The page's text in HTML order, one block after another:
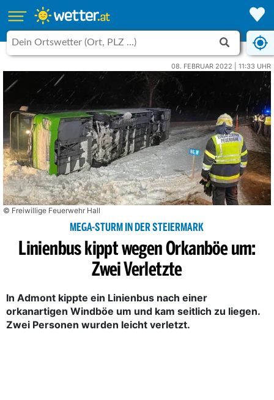
08. FEBRUAR 2022 | 11:33 UHR
© Freiwillige Feuerwehr Hall
MEGA-STURM IN DER STEIERMARK
Linienbus kippt wegen Orkanböe um:
Zwei Verletzte
In Admont kippte ein Linienbus nach einer
orkanartigen Windböe um und kam seitlich zu liegen.
Zwei Personen wurden leicht verletzt.